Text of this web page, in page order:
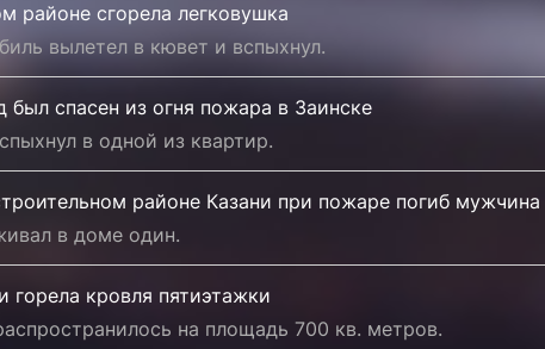
районе сгорела легковушка
вылетел в кювет и вспыхнул.
был спасен из огня пожара в Заинске
в одной из квартир.
районе Казани при пожаре погиб мужчина
в доме один.
горела кровля пятиэтажки
на площадь 700 кв. метров.